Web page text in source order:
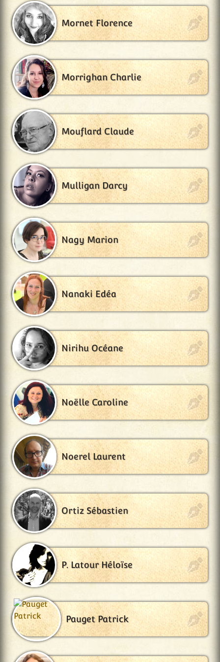
Mornet Florence
Morrighan Charlie
Mouflard Claude
Mulligan Darcy
Nagy Marion
Nanaki Edéa
Nirihu Océane
Noëlle Caroline
Noerel Laurent
Ortiz Sébastien
P. Latour Héloïse
Pauget Patrick